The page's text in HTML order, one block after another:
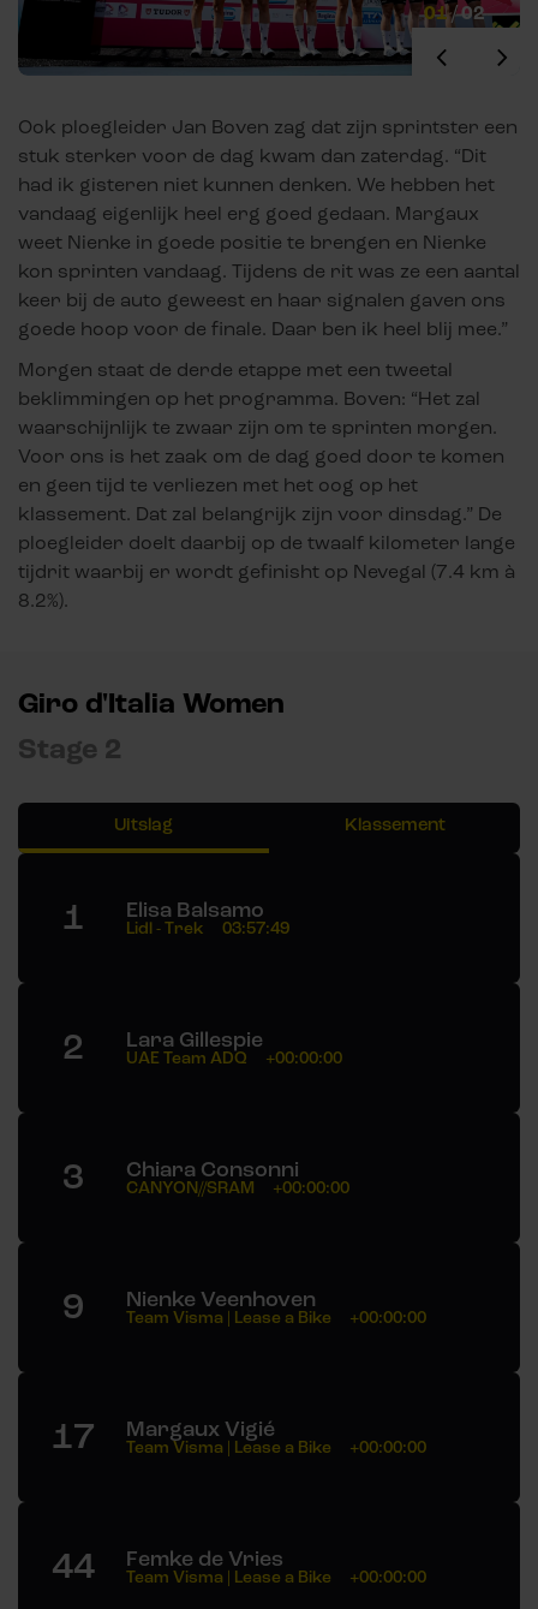
01/02
Ook ploegleider Jan Boven zag dat zijn sprintster een
stuk sterker voor de dag kwam dan zaterdag. “Dit
had ik gisteren niet kunnen denken. We hebben het
vandaag eigenlijk heel erg goed gedaan. Margaux
weet Nienke in goede positie te brengen en Nienke
kon sprinten vandaag. Tijdens de rit was ze een aantal
keer bij de auto geweest en haar signalen gaven ons
goede hoop voor de finale. Daar ben ik heel blij mee.”
Morgen staat de derde etappe met een tweetal
beklimmingen op het programma. Boven: “Het zal
waarschijnlijk te zwaar zijn om te sprinten morgen.
Voor ons is het zaak om de dag goed door te komen
en geen tijd te verliezen met het oog op het
klassement. Dat zal belangrijk zijn voor dinsdag.” De
ploegleider doelt daarbij op de twaalf kilometer lange
tijdrit waarbij er wordt gefinisht op Nevegal (7.4 km à
8.2%).
Giro d'Italia Women
Stage 2
Uitslag Klassement
1 Elisa Balsamo
Lidl - Trek 03:57:49
2 Lara Gillespie
UAE Team ADQ +00:00:00
3 Chiara Consonni
CANYON//SRAM +00:00:00
9 Nienke Veenhoven
Team Visma | Lease a Bike +00:00:00
17 Margaux Vigié
Team Visma | Lease a Bike +00:00:00
44 Femke de Vries
Team Visma | Lease a Bike +00:00:00